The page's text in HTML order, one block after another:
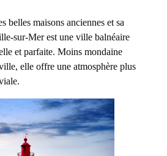
belles maisons anciennes et sa
sur-Mer est une ville balnéaire
et parfaite. Moins mondaine
elle offre une atmosphère plus